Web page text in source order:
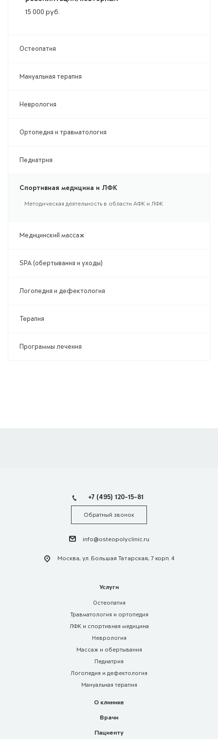
15 000 руб.
Остеопатия
Мануальная терапия
Неврология
Ортопедия и травматология
Педиатрия
Спортивная медицина и ЛФК
Методическая деятельность в области АФК и ЛФК
Медицинский массаж
SPA (обертывания и уходы)
Логопедия и дефектология
Терапия
Программы лечения
+7 (495) 120-15-81
Обратный звонок
info@osteopolyclinic.ru
Москва, ул. Большая Татарская, 7 корп. 4
Услуги
Остеопатия
Травматология и ортопедия
ЛФК и спортивная медицина
Неврология
Массаж и обертывания
Педиатрия
Логопедия и дефектология
Мануальная терапия
О клинике
Врачи
Пациенту